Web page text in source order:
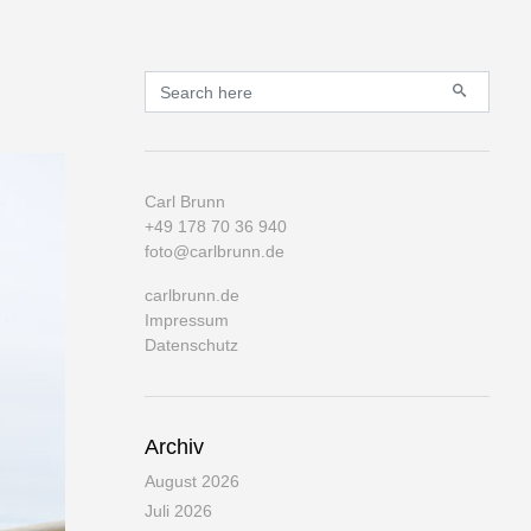
Primary
Search for:
Carl Brunn
+49 178 70 36 940
foto@carlbrunn.de
carlbrunn.de
Impressum
Datenschutz
Archiv
August 2026
Juli 2026